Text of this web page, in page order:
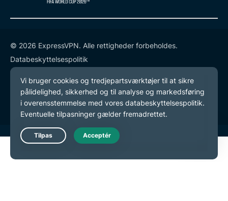
© 2026 ExpressVPN. Alle rettigheder forbeholdes.
Databeskyttelsespolitik
Tjenestevilkår
Cookie-præferencer